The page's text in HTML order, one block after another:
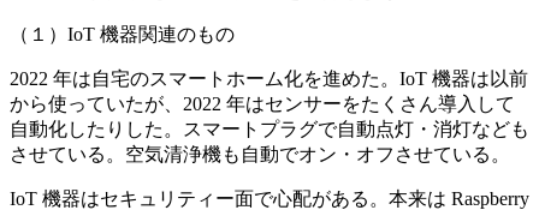
（１）IoT 機器関連のもの
2022 年は自宅のスマートホーム化を進めた。IoT 機器は以前
から使っていたが、2022 年はセンサーをたくさん導入して
自動化したりした。スマートプラグで自動点灯・消灯なども
させている。空気清浄機も自動でオン・オフさせている。
IoT 機器はセキュリティー面で心配がある。本来は Raspberry